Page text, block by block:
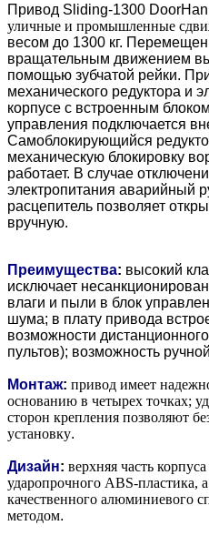
Привод Sliding-1300 DoorHan
уличные и промышленные
весом до 1300 кг.
вращательным движением
помощью зубчатой рейки.
механического редуктора и
корпусе с встроенным
управления подключается
Самоблокирующийся
механическую блокировку
работает. В случае
электропитания аварийный
расцепитель позволяет
вручную.
Преимущества: высокий
исключает
влаги и пыли в блок
шума; в плату привода
возможности
пультов); возможность
Монтаж: привод имеет
основанию в четырех точках;
сторон крепления позволяют
установку.
Дизайн: верхняя часть
ударопрочного ABS-пластика,
качественного алюминиевого
методом.